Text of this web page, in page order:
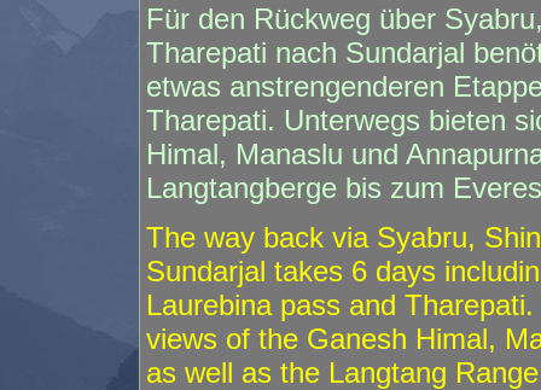
Für den Rückweg über
Tharepati nach Sundarjal
etwas anstrengenderen
Tharepati. Unterwegs bieten
Himal, Manaslu und
Langtangberge bis zum
The way back via Syabru,
Sundarjal takes 6 days
Laurebina pass and
views of the Ganesh Himal,
as well as the Langtang